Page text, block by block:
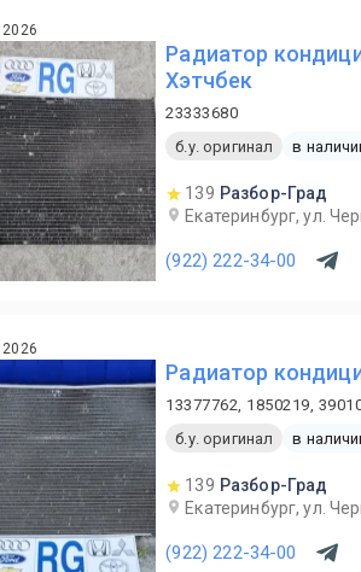
Радиатор
Хэтчбек
23333680
б.у. оригинал
в
139 Разбор-Град
Екатеринбург, ул.
(922) 222-34-00
Радиатор
13377762, 1850219,
б.у. оригинал
в
139 Разбор-Град
Екатеринбург, ул.
(922) 222-34-00